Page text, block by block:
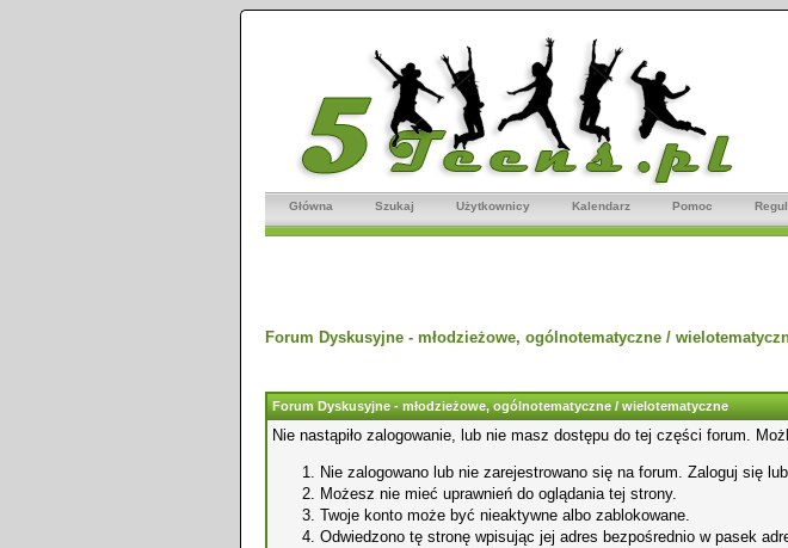
Główna Szukaj Użytkownicy Kalendarz Pomoc
Forum Dyskusyjne - młodzieżowe, ogólnotematyczne /
Forum Dyskusyjne - młodzieżowe, ogólnotematyczne / wielotematyczne
Nie nastąpiło zalogowanie, lub nie masz dostępu do tej części forum.
Nie zalogowano lub nie zarejestrowano się na forum. Zaloguj się
Możesz nie mieć uprawnień do oglądania tej strony.
Twoje konto może być nieaktywne albo zablokowane.
Odwiedzono tę stronę wpisując jej adres bezpośrednio w pasek